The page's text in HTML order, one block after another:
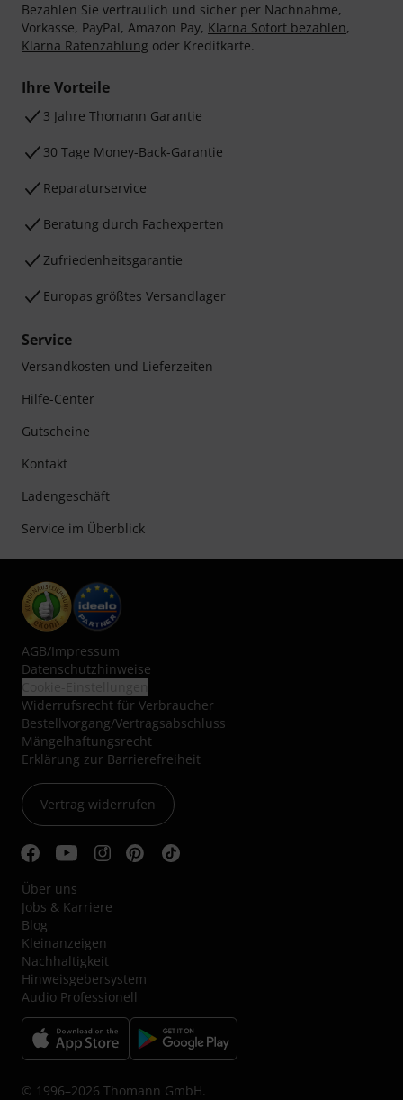
Bezahlen Sie vertraulich und sicher per Nachnahme,
Vorkasse, PayPal, Amazon Pay, Klarna Sofort bezahlen,
Klarna Ratenzahlung oder Kreditkarte.
Ihre Vorteile
3 Jahre Thomann Garantie
30 Tage Money-Back-Garantie
Reparaturservice
Beratung durch Fachexperten
Zufriedenheitsgarantie
Europas größtes Versandlager
Service
Versandkosten und Lieferzeiten
Hilfe-Center
Gutscheine
Kontakt
Ladengeschäft
Service im Überblick
AGB/Impressum
Datenschutzhinweise
Widerrufsrecht für Verbraucher
Bestellvorgang/Vertragsabschluss
Mängelhaftungsrecht
Erklärung zur Barrierefreiheit
Vertrag widerrufen
Über uns
Jobs & Karriere
Blog
Kleinanzeigen
Nachhaltigkeit
Hinweisgebersystem
Audio Professionell
© 1996–2026 Thomann GmbH.